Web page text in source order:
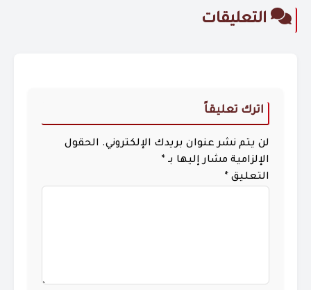
التعليقات
اترك تعليقاً
لن يتم نشر عنوان بريدك الإلكتروني. الحقول
الإلزامية مشار إليها بـ *
التعليق *